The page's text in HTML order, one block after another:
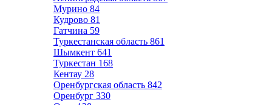
Мурино 84
Кудрово 81
Гатчина 59
Туркестанская область 861
Шымкент 641
Туркестан 168
Кентау 28
Оренбургская область 842
Оренбург 330